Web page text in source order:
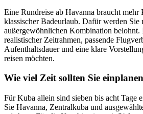
Eine Rundreise ab Havanna braucht mehr
klassischer Badeurlaub. Dafür werden Sie
außergewöhnlichen Kombination belohnt.
realistischer Zeitrahmen, passende
Aufenthaltsdauer und eine klare
reisen möchten.
Wie viel Zeit sollten Sie
Für Kuba allein sind sieben bis acht Tage
Sie Havanna, Zentralkuba und